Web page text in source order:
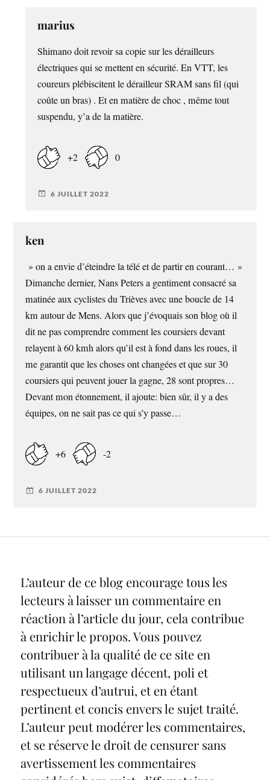
marius
Shimano doit revoir sa copie sur les dérailleurs
électriques qui se mettent en sécurité. En VTT, les
coureurs plébiscitent le dérailleur SRAM sans fil (qui
coûte un bras) . Et en matière de choc , même tout
suspendu, y’a de la matière.
+2 0
6 JUILLET 2022
ken
» on a envie d’éteindre la télé et de partir en courant… »
Dimanche dernier, Nans Peters a gentiment consacré sa
matinée aux cyclistes du Trièves avec une boucle de 14
km autour de Mens. Alors que j’évoquais son blog où il
dit ne pas comprendre comment les coursiers devant
relayent à 60 kmh alors qu’il est à fond dans les roues, il
me garantit que les choses ont changées et que sur 30
coursiers qui peuvent jouer la gagne, 28 sont propres…
Devant mon étonnement, il ajoute: bien sûr, il y a des
équipes, on ne sait pas ce qui s’y passe…
+6 -2
6 JUILLET 2022
L’auteur de ce blog encourage tous les
lecteurs à laisser un commentaire en
réaction à l’article du jour, cela contribue
à enrichir le propos. Vous pouvez
contribuer à la qualité de ce site en
utilisant un langage décent, poli et
respectueux d’autrui, et en étant
pertinent et concis envers le sujet traité.
L’auteur peut modérer les commentaires,
et se réserve le droit de censurer sans
avertissement les commentaires